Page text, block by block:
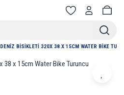
DENIZ BISIKLETI 320X 38 X 15CM WATER BIKE